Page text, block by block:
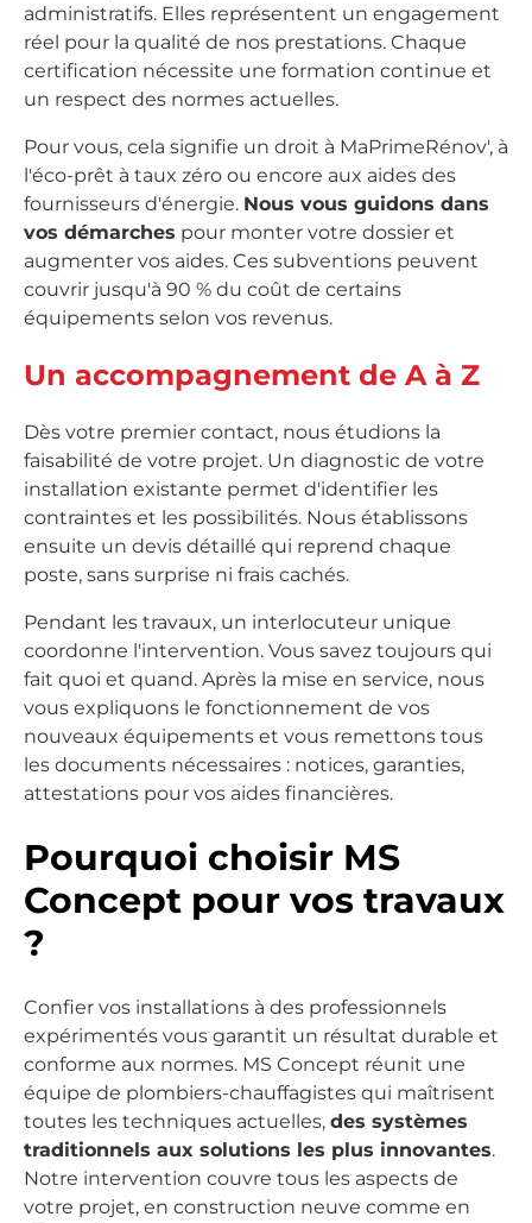
administratifs. Elles représentent un engagement
réel pour la qualité de nos prestations. Chaque
certification nécessite une formation continue et
un respect des normes actuelles.
Pour vous, cela signifie un droit à MaPrimeRénov', à
l'éco-prêt à taux zéro ou encore aux aides des
fournisseurs d'énergie. Nous vous guidons dans
vos démarches pour monter votre dossier et
augmenter vos aides. Ces subventions peuvent
couvrir jusqu'à 90 % du coût de certains
équipements selon vos revenus.
Un accompagnement de A à Z
Dès votre premier contact, nous étudions la
faisabilité de votre projet. Un diagnostic de votre
installation existante permet d'identifier les
contraintes et les possibilités. Nous établissons
ensuite un devis détaillé qui reprend chaque
poste, sans surprise ni frais cachés.
Pendant les travaux, un interlocuteur unique
coordonne l'intervention. Vous savez toujours qui
fait quoi et quand. Après la mise en service, nous
vous expliquons le fonctionnement de vos
nouveaux équipements et vous remettons tous
les documents nécessaires : notices, garanties,
attestations pour vos aides financières.
Pourquoi choisir MS
Concept pour vos travaux
?
Confier vos installations à des professionnels
expérimentés vous garantit un résultat durable et
conforme aux normes. MS Concept réunit une
équipe de plombiers-chauffagistes qui maîtrisent
toutes les techniques actuelles, des systèmes
traditionnels aux solutions les plus innovantes.
Notre intervention couvre tous les aspects de
votre projet, en construction neuve comme en